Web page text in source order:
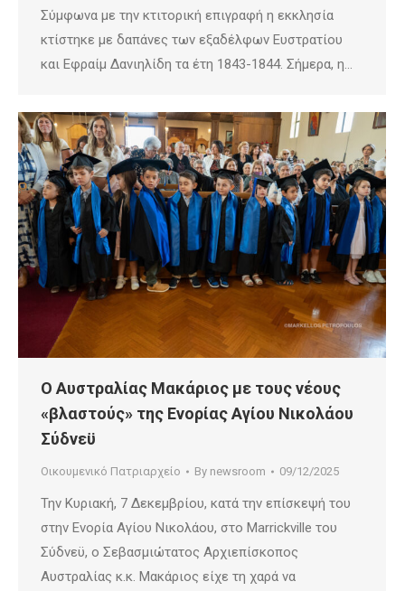
Σύμφωνα με την κτιτορική επιγραφή η εκκλησία
κτίστηκε με δαπάνες των εξαδέλφων Ευστρατίου
και Εφραίμ Δανιηλίδη τα έτη 1843-1844. Σήμερα, η…
Ο Αυστραλίας Μακάριος με τους νέους
«βλαστούς» της Ενορίας Αγίου Νικολάου
Σύδνεϋ
Οικουμενικό Πατριαρχείο By newsroom 09/12/2025
Την Κυριακή, 7 Δεκεμβρίου, κατά την επίσκεψή του
στην Ενορία Αγίου Νικολάου, στο Marrickville του
Σύδνεϋ, ο Σεβασμιώτατος Αρχιεπίσκοπος
Αυστραλίας κ.κ. Μακάριος είχε τη χαρά να